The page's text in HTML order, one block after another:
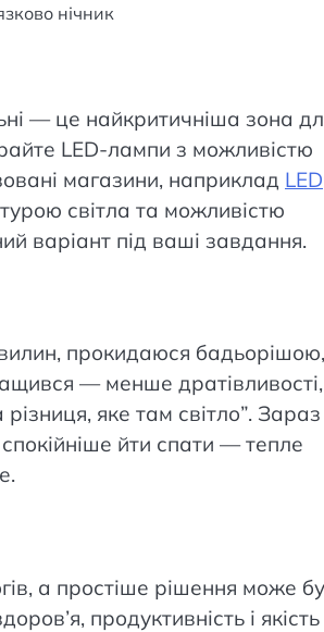
нічник
— це найкритичніша зона
LED-лампи з можливістю
магазини, наприклад LED
світла та можливістю
варіант під ваші завдання.
прокидаюся бадьорішою,
— менше дратівливості,
яке там світло”. Зараз
йти спати — тепле
а простіше рішення може
продуктивність і якість